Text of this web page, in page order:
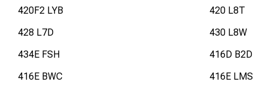
420F2 LYB
420 L8T
428 L7D
430 L8W
434E FSH
416D B2D
416E BWC
416E LMS